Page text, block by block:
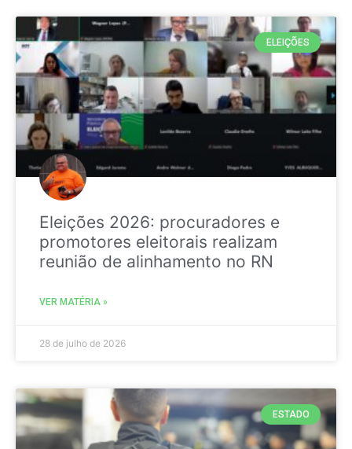
ELEIÇÕES
Eleições 2026: procuradores e
promotores eleitorais realizam
reunião de alinhamento no RN
VER MATÉRIA »
28 de julho de 2026
ESTADO